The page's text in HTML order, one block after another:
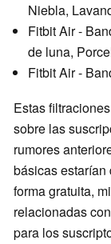
Niebla,
Fitbit Air -
de luna,
Fitbit Air -
Estas
sobre las
rumores
básicas
forma gratuita,
relacionadas
para los